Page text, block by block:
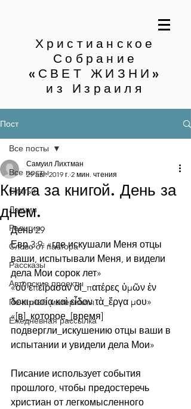
Христианское
Собрание
«СВЕТ ЖИЗНИ»
из Израиля
Пост
Все посты
Статьи
Лекции
Религия
Слово от пастора
Рассказы
Авторские проекты
Печатные материалы
Ежедневная рассылка
Все посты
Книга за книгой. День за
днем.
Самуил Лихтман
29 авг. 2019 г. 2 мин. чтения
День 29
Евр.3:9: «где искушали Меня отцы
ваши, испытывали Меня, и видели
дела Мои сорок лет»
«οὗ ἐπείρασαν οἱ_πατέρες ὑμῶν ἐν
δοκιμασίᾳ καὶ εἶδον τὰ_ἔργα μου»
«[в]_которое_[время]
подвергли_искушению отцы ваши в
испытании и увидели дела Мои»
Писание использует события
прошлого, чтобы предостеречь
христиан от легкомысленного